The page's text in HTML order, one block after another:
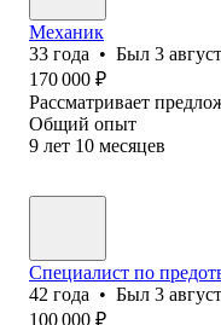
Механик
33 года • Был 3
170 000 ₽
Рассматривает
Общий опыт
9 лет 10 месяцев
Специалист по
42 года • Был 3
100 000 ₽